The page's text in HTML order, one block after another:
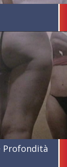
Profondità